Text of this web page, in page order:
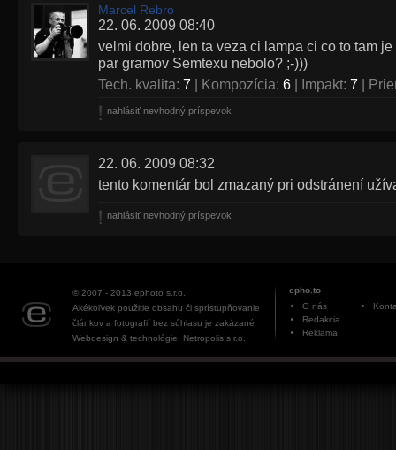
Marcel Rebro
22. 06. 2009 08:40
velmi dobre, len ta veza ci lampa ci co to tam
par gramov Semtexu nebolo? ;-)))
Tech. kvalita: 7 | Kompozícia: 6 | Impakt: 7 |
nahlásiť nevhodný príspevok
22. 06. 2009 08:32
tento komentár bol zmazaný pri odstránení
nahlásiť nevhodný príspevok
© 2007 - 2013 ephoto s.r.o.
Akékoľvek použitie obsahu či sprístupňovanie
článkov a fotografií bez súhlasu je zakázané
Webdesign & technológie: Netropolis s.r.o.
epho.to
O nás
Redakcia
Reklama